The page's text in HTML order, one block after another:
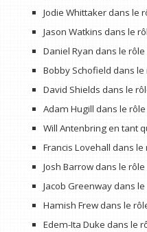
Jodie Whittaker dans le
Jason Watkins dans le
Daniel Ryan dans le
Bobby Schofield dans
David Shields dans le
Adam Hugill dans le
Will Antenbring en tant
Francis Lovehall dans
Josh Barrow dans le
Jacob Greenway dans
Hamish Frew dans le
Edem-Ita Duke dans le